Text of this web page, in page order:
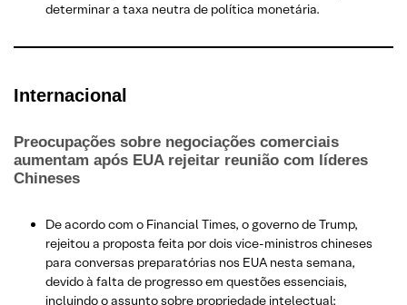
determinar a taxa neutra de política monetária.
Internacional
Preocupações sobre negociações comerciais
aumentam após EUA rejeitar reunião com líderes
Chineses
De acordo com o Financial Times, o governo de Trump,
rejeitou a proposta feita por dois vice-ministros chineses
para conversas preparatórias nos EUA nesta semana,
devido à falta de progresso em questões essenciais,
incluindo o assunto sobre propriedade intelectual;